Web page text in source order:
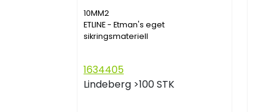
10MM2
ETLINE - Etman's eget
sikringsmateriell
1634405
Lindeberg >100 STK